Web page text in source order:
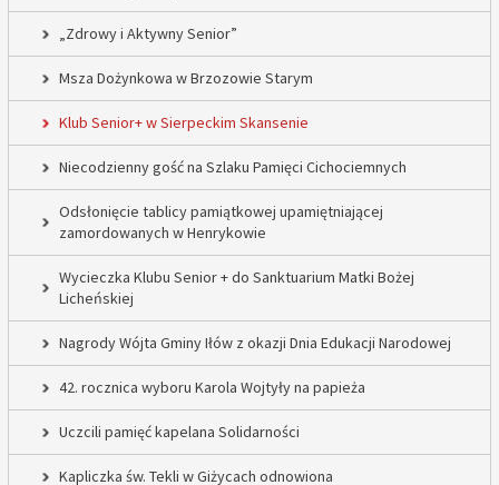
„Zdrowy i Aktywny Senior”
Msza Dożynkowa w Brzozowie Starym
Klub Senior+ w Sierpeckim Skansenie
Niecodzienny gość na Szlaku Pamięci Cichociemnych
Odsłonięcie tablicy pamiątkowej upamiętniającej
zamordowanych w Henrykowie
Wycieczka Klubu Senior + do Sanktuarium Matki Bożej
Licheńskiej
Nagrody Wójta Gminy Iłów z okazji Dnia Edukacji Narodowej
42. rocznica wyboru Karola Wojtyły na papieża
Uczcili pamięć kapelana Solidarności
Kapliczka św. Tekli w Giżycach odnowiona